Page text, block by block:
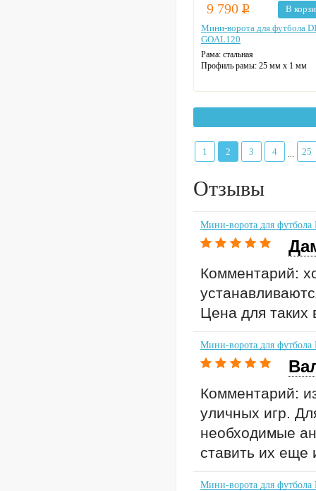
9 790 Р
В
Мини-ворота для футбола
GOAL120
Рама: стальная
Профиль рамы: 25 мм х 1 мм
1 2 3 4 25
Отзывы
Мини-ворота для футбола
Комментарий:
Цена для таких
Мини-ворота для футбола
Комментарий:
уличных игр.
необходимые
ставить их еще
Мини-ворота для футбола